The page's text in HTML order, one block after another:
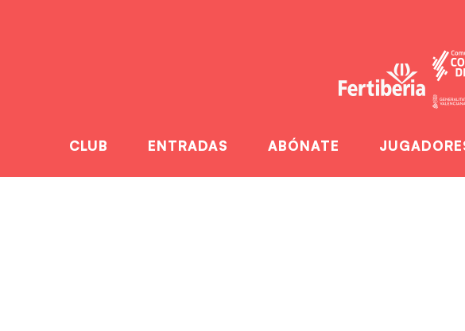
CLUB ENTRADAS ABÓNATE